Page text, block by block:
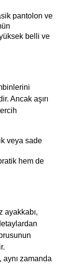
pantolon ve
belli ve
Ancak aşırı
veya sade
hem de
ayakkabı,
aynı zamanda